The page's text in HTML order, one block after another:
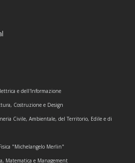
e dell'Informazione
Costruzione e Design
Civile, Ambientale, del Territorio, Edile e di
"Michelangelo Merlin"
Matematica e Management